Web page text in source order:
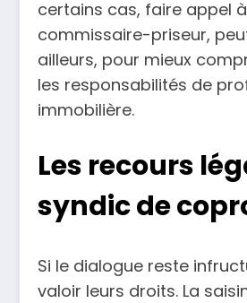
certains cas, faire appel
commissaire-priseur,
ailleurs, pour mieux
les responsabilités de
immobilière.
Les recours
syndic de
Si le dialogue reste
valoir leurs droits. La